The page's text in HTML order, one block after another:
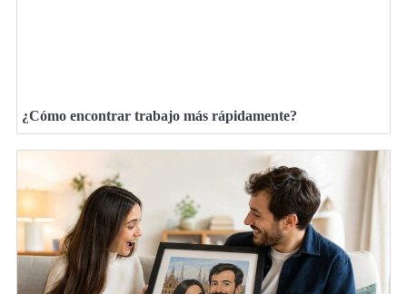
¿Cómo encontrar trabajo más rápidamente?